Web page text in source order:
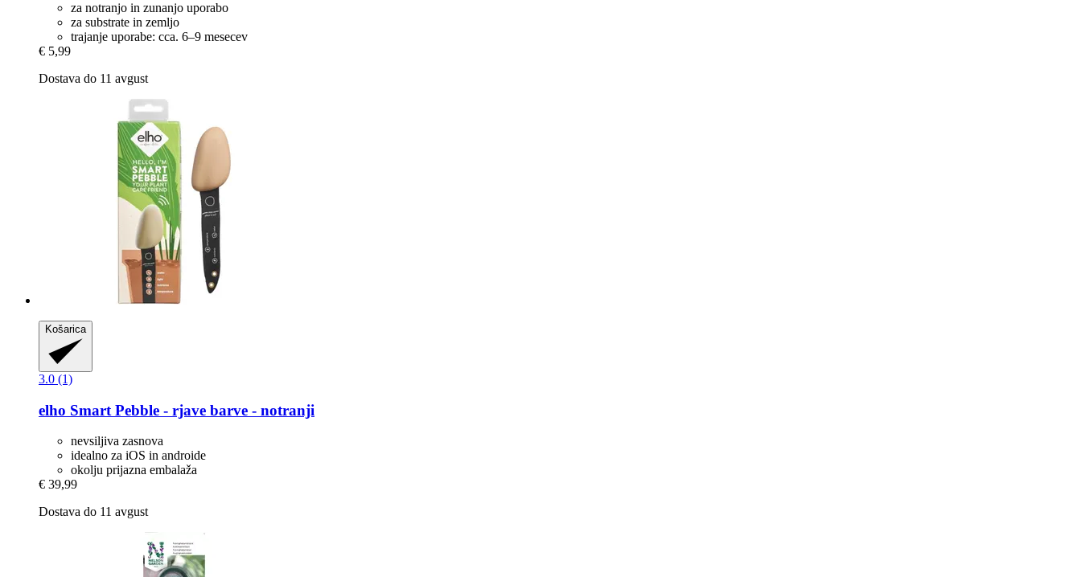
za notranjo in zunanjo uporabo
za substrate in zemljo
trajanje uporabe: cca. 6–9 mesecev
€ 5,99
Dostava do 11 avgust
Košarica
3.0 (1)
elho Smart Pebble -​ rjave barve -​ notranji
nevsiljiva zasnova
idealno za iOS in androide
okolju prijazna embalaža
€ 39,99
Dostava do 11 avgust